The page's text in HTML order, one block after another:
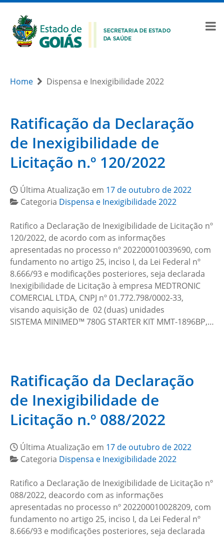
Home Dispensa e Inexigibilidade 2022
Ratificação da Declaração
de Inexigibilidade de
Licitação n.º 120/2022
Última Atualização em 17 de outubro de 2022
Categoria Dispensa e Inexigibilidade 2022
Ratifico a Declaração de Inexigibilidade de Licitação nº
120/2022, de acordo com as informações
apresentadas no processo nº 202200010039690, com
fundamento no artigo 25, inciso I, da Lei Federal nº
8.666/93 e modificações posteriores, seja declarada
Inexigibilidade de Licitação à empresa MEDTRONIC
COMERCIAL LTDA, CNPJ nº 01.772.798/0002-33,
visando aquisição de 02 (duas) unidades
SISTEMA MINIMED™ 780G STARTER KIT MMT-1896BP,…
Ratificação da Declaração
de Inexigibilidade de
Licitação n.º 088/2022
Última Atualização em 17 de outubro de 2022
Categoria Dispensa e Inexigibilidade 2022
Ratifico a Declaração de Inexigibilidade de Licitação nº
088/2022, deacordo com as informações
apresentadas no processo nº 202200010028209, com
fundamento no artigo 25, inciso I, da Lei Federal nº
8.666/93 e modificações posteriores, seja declarada